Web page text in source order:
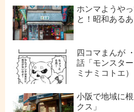
ホンマようや
と！昭和ある
四コマまんが
話「モンスタ
ミナミコトエ）
小阪で地域に
クス」